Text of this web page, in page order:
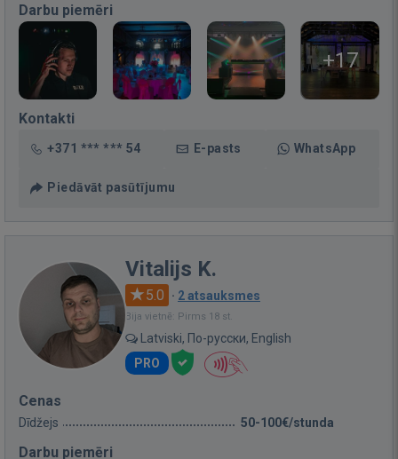
Darbu piemēri
+17
Kontakti
+371 *** *** 54 E-pasts WhatsApp
Piedāvāt pasūtījumu
Vitalijs K.
5.0 · 2 atsauksmes
Bija vietnē: Pirms 18 st.
Latviski, По-русски, English
PRO
Cenas
Dīdžejs 50-100€/stunda
Darbu piemēri